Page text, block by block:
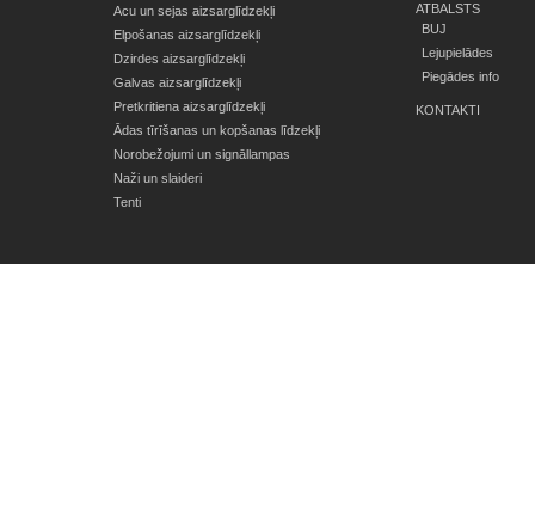
Acu un sejas aizsarglīdzekļi
Elpošanas aizsarglīdzekļi
Dzirdes aizsarglīdzekļi
Galvas aizsarglīdzekļi
Pretkritiena aizsarglīdzekļi
Ādas tīrīšanas un kopšanas līdzekļi
Norobežojumi un signāllampas
Naži un slaideri
Tenti
ATBALSTS
BUJ
Lejupielādes
Piegādes info
KONTAKTI